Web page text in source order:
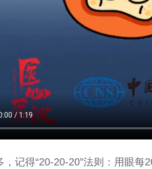
得“20-20-20”法则：用眼每